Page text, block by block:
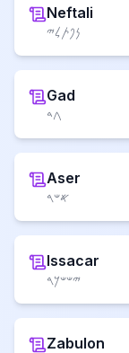
Neftali
𐤍𐤐𐤕𐤋𐤉
Gad
𐤂𐤃
Aser
𐤀𐤔𐤓
Issacar
𐤉𐤔𐤔𐤊𐤓
Zabulon